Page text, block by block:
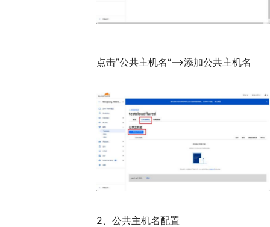
点击”公共主机名“——>添加公共主机名
2、公共主机名配置